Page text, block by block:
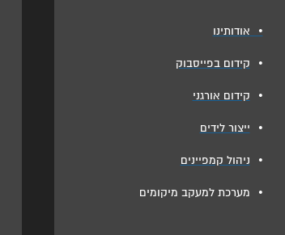
• אודותינו
• קידום בפייסבוק
• קידום אורגני
• ייצור לידים
• ניהול קמפיינים
• מערכת למעקב מיקומים